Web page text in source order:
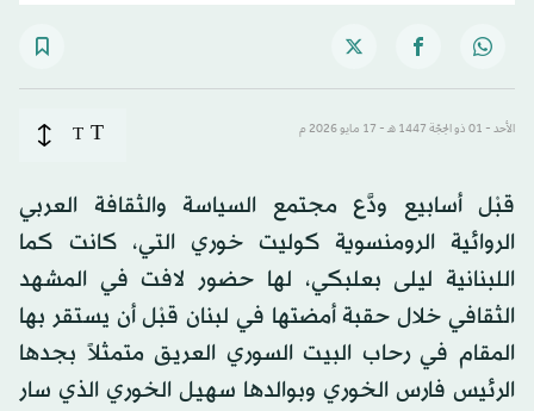
الأحد - 01 ذو الحِجّة 1447 هـ - 17 مايو 2026 م T
T
قبْل أسابيع ودَّع مجتمع السياسة والثقافة العربي
الروائية الرومنسوية كوليت خوري التي، كانت كما
اللبنانية ليلى بعلبكي، لها حضور لافت في المشهد
الثقافي خلال حقبة أمضتها في لبنان قبْل أن يستقر بها
المقام في رحاب البيت السوري العريق متمثلاً بجدها
الرئيس فارس الخوري وبوالدها سهيل الخوري الذي سار